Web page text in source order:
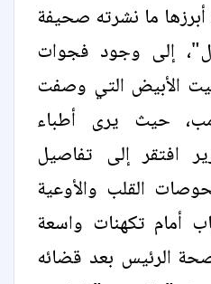
أبرزها ما نشرته صحيفة
إلى وجود فجوات
الأبيض التي وصفت
حيث يرى أطباء
افتقر إلى تفاصيل
القلب والأوعية
أمام تكهنات واسعة
الرئيس بعد قضائه